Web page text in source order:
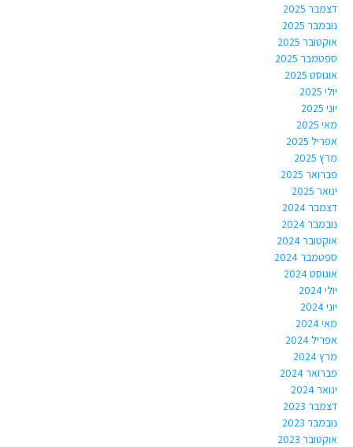
דצמבר 2025
נובמבר 2025
אוקטובר 2025
ספטמבר 2025
אוגוסט 2025
יולי 2025
יוני 2025
מאי 2025
אפריל 2025
מרץ 2025
פברואר 2025
ינואר 2025
דצמבר 2024
נובמבר 2024
אוקטובר 2024
ספטמבר 2024
אוגוסט 2024
יולי 2024
יוני 2024
מאי 2024
אפריל 2024
מרץ 2024
פברואר 2024
ינואר 2024
דצמבר 2023
נובמבר 2023
אוקטובר 2023